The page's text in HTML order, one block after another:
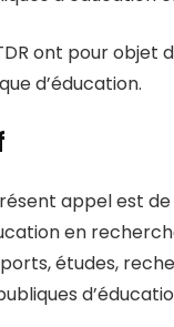
ont pour objet
d’éducation.
appel est
en
études,